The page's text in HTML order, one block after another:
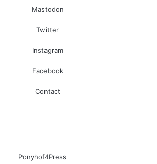
Mastodon
Twitter
Instagram
Facebook
Contact
Ponyhof4Press